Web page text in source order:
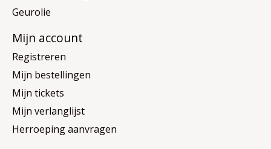
Geurolie
Mijn account
Registreren
Mijn bestellingen
Mijn tickets
Mijn verlanglijst
Herroeping aanvragen